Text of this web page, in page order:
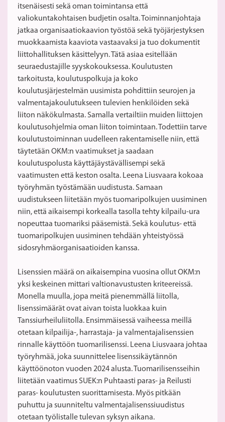
itsenäisesti sekä oman toimintansa että
valiokuntakohtaisen budjetin osalta. Toiminnanjohtaja
jatkaa organisaatiokaavion työstöä sekä työjärjestyksen
muokkaamista kaaviota vastaavaksi ja tuo dokumentit
liittohallituksen käsittelyyn. Tätä asiaa esitellään
seuraedustajille syyskokouksessa. Koulutusten
tarkoitusta, koulutuspolkuja ja koko
koulutusjärjestelmän uusimista pohdittiin seurojen ja
valmentajakoulutukseen tulevien henkilöiden sekä
liiton näkökulmasta. Samalla vertailtiin muiden liittojen
koulutusohjelmia oman liiton toimintaan. Todettiin tarve
koulutustoiminnan uudelleen rakentamiselle niin, että
täytetään OKM:n vaatimukset ja saadaan
koulutuspolusta käyttäjäystävällisempi sekä
vaatimusten että keston osalta. Leena Liusvaara kokoaa
työryhmän työstämään uudistusta. Samaan
uudistukseen liitetään myös tuomaripolkujen uusiminen
niin, että aikaisempi korkealla tasolla tehty kilpailu-ura
nopeuttaa tuomariksi pääsemistä. Sekä koulutus- että
tuomaripolkujen uusiminen tehdään yhteistyössä
sidosryhmäorganisaatioiden kanssa.
Lisenssien määrä on aikaisempina vuosina ollut OKM:n
yksi keskeinen mittari valtionavustusten kriteereissä.
Monella muulla, jopa meitä pienemmällä liitolla,
lisenssimäärät ovat aivan toista luokkaa kuin
Tanssiurheiluliitolla. Ensimmäisessä vaiheessa meillä
otetaan kilpailija-, harrastaja- ja valmentajalisenssien
rinnalle käyttöön tuomarilisenssi. Leena Liusvaara johtaa
työryhmää, joka suunnittelee lisenssikäytännön
käyttöönoton vuoden 2024 alusta. Tuomarilisensseihin
liitetään vaatimus SUEK:n Puhtaasti paras- ja Reilusti
paras- koulutusten suorittamisesta. Myös pitkään
puhuttu ja suunniteltu valmentajalisenssiuudistus
otetaan työlistalle tulevan syksyn aikana.